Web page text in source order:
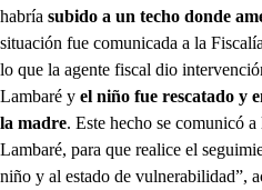
habría subido a un techo donde
situación fue comunicada a la
lo que la agente fiscal dio
Lambaré y el niño fue rescatado y
la madre. Este hecho se comunicó
Lambaré, para que realice el
niño y al estado de vulnerabilidad”,